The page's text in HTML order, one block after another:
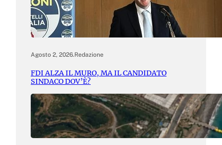
Agosto 2, 2026.Redazione
FDI ALZA IL MURO, MA IL CANDIDATO
SINDACO DOV’È?